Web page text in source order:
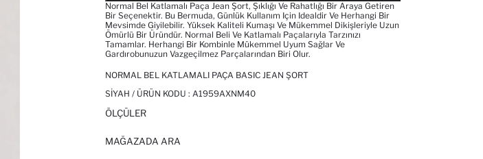
Normal Bel Katlamalı Paça Jean Şort, Şıklığı Ve Rahatlığı Bir Araya Getiren
Bir Seçenektir. Bu Bermuda, Günlük Kullanım Için Idealdir Ve Herhangi Bir
Mevsimde Giyilebilir. Yüksek Kaliteli Kumaşı Ve Mükemmel Dikişleriyle Uzun
Ömürlü Bir Üründür. Normal Beli Ve Katlamalı Paçalarıyla Tarzınızı
Tamamlar. Herhangi Bir Kombinle Mükemmel Uyum Sağlar Ve
Gardırobunuzun Vazgeçilmez Parçalarından Biri Olur.
NORMAL BEL KATLAMALI PAÇA BASIC JEAN ŞORT
SIYAH / ÜRÜN KODU : A1959AXNM40
ÖLÇÜLER
MAĞAZADA ARA